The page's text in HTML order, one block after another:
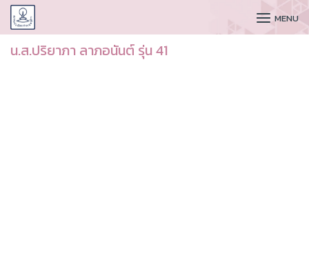
CUDAA MENU
น.ส.ปริยาภา ลาภอนันต์ รุ่น 41